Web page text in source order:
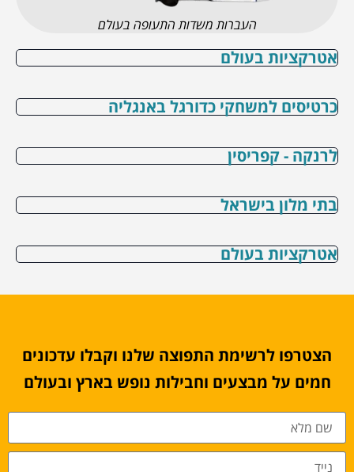
העברות משדות התעופה בעולם
אטרקציות בעולם
כרטיסים למשחקי כדורגל באנגליה
לרנקה - קפריסין
בתי מלון בישראל
אטרקציות בעולם
הצטרפו לרשימת התפוצה שלנו וקבלו עדכונים
חמים על מבצעים וחבילות נופש בארץ ובעולם